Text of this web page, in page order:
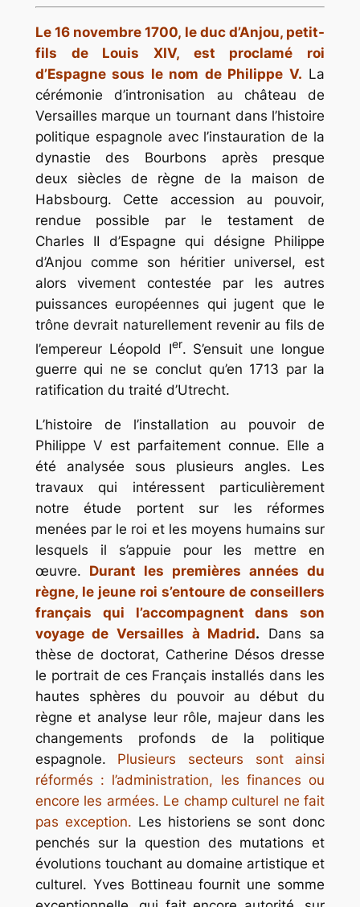
Le 16 novembre 1700, le duc d’Anjou, petit-
fils de Louis XIV, est proclamé roi
d’Espagne sous le nom de Philippe V. La
cérémonie d’intronisation au château de
Versailles marque un tournant dans l’histoire
politique espagnole avec l’instauration de la
dynastie des Bourbons après presque
deux siècles de règne de la maison de
Habsbourg. Cette accession au pouvoir,
rendue possible par le testament de
Charles II d’Espagne qui désigne Philippe
d’Anjou comme son héritier universel, est
alors vivement contestée par les autres
puissances européennes qui jugent que le
trône devrait naturellement revenir au fils de
l’empereur Léopold Ier. S’ensuit une longue
guerre qui ne se conclut qu’en 1713 par la
ratification du traité d’Utrecht.
L’histoire de l’installation au pouvoir de
Philippe V est parfaitement connue. Elle a
été analysée sous plusieurs angles. Les
travaux qui intéressent particulièrement
notre étude portent sur les réformes
menées par le roi et les moyens humains sur
lesquels il s’appuie pour les mettre en
œuvre. Durant les premières années du
règne, le jeune roi s’entoure de conseillers
français qui l’accompagnent dans son
voyage de Versailles à Madrid. Dans sa
thèse de doctorat, Catherine Désos dresse
le portrait de ces Français installés dans les
hautes sphères du pouvoir au début du
règne et analyse leur rôle, majeur dans les
changements profonds de la politique
espagnole. Plusieurs secteurs sont ainsi
réformés : l’administration, les finances ou
encore les armées. Le champ culturel ne fait
pas exception. Les historiens se sont donc
penchés sur la question des mutations et
évolutions touchant au domaine artistique et
culturel. Yves Bottineau fournit une somme